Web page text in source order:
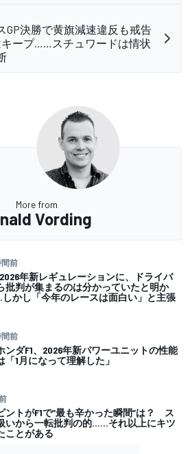
GP決勝で黄旗減速違反も戒告
キープ……スチュワードは情状
More from
Vording
間前
年新レギュレーションに、ドライバ
批判が集まるのは分かっていたと明か
かし「今年のレースは面白い」と主張
間前
ンダF1、2026年新パワーユニットの性能
「1月になって理解した」
ントがF1で”最も辛かった瞬間”は？ ス
いから一転批判の的……それ以上にキツ
ことがある